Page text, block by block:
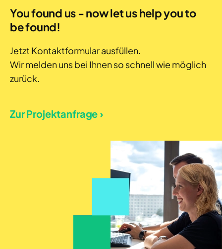
You found us - now let us help you to
be found!
Jetzt Kontaktformular ausfüllen.
Wir melden uns bei Ihnen so schnell wie möglich
zurück.
Zur Projektanfrage ›